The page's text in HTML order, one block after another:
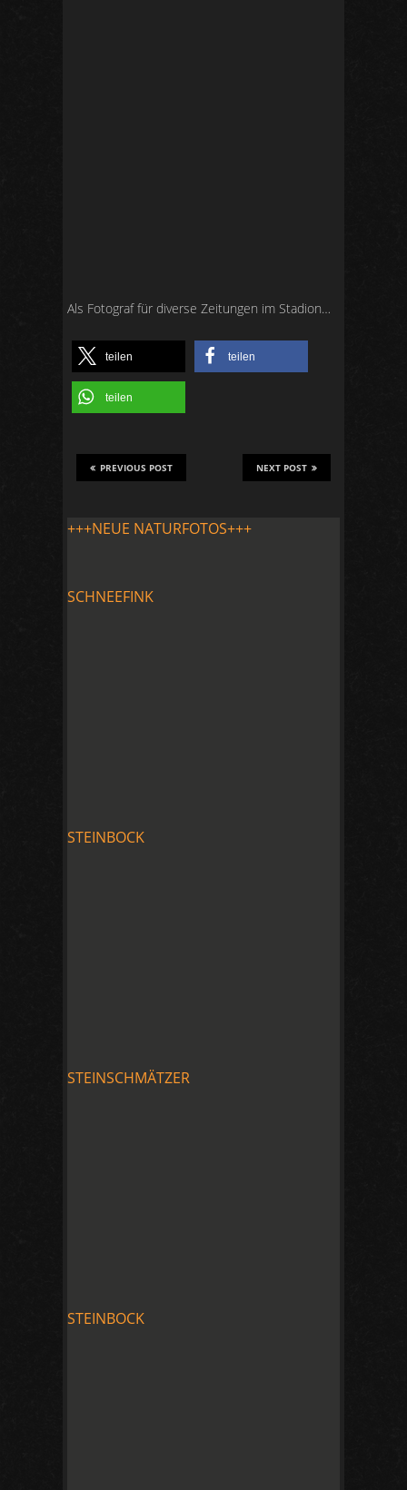
Als Fotograf für diverse Zeitungen im Stadion…
teilen teilen
teilen
NEXT POST
PREVIOUS POST
+++NEUE NATURFOTOS+++
SCHNEEFINK
STEINBOCK
STEINSCHMÄTZER
STEINBOCK